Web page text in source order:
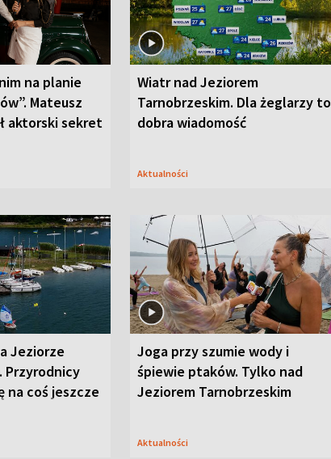
na planie
Mateusz
aktorski sekret
Wiatr nad Jeziorem
Tarnobrzeskim. Dla żeglarzy to
dobra wiadomość
Aktualności
Jeziorze
Przyrodnicy
na coś jeszcze
Joga przy szumie wody i
śpiewie ptaków. Tylko nad
Jeziorem Tarnobrzeskim
Aktualności